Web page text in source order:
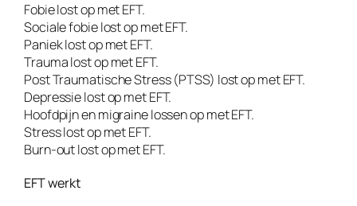
Fobie lost op met EFT.
Sociale fobie lost op met EFT.
Paniek lost op met EFT.
Trauma lost op met EFT.
Post Traumatische Stress (PTSS) lost op met EFT.
Depressie lost op met EFT.
Hoofdpijn en migraine lossen op met EFT.
Stress lost op met EFT.
Burn-out lost op met EFT.
EFT werkt